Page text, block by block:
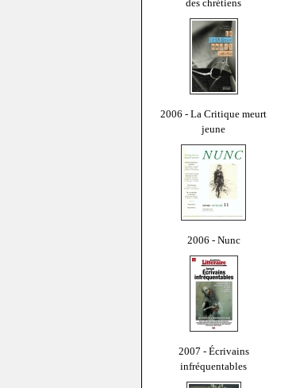
des chrétiens
2006 - La Critique meurt
jeune
2006 - Nunc
2007 - Écrivains
infréquentables